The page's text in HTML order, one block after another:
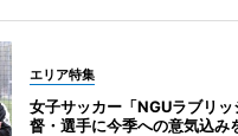
エリア特集
女子サッカー「NGUラブリ
督・選手に今季への意気込み